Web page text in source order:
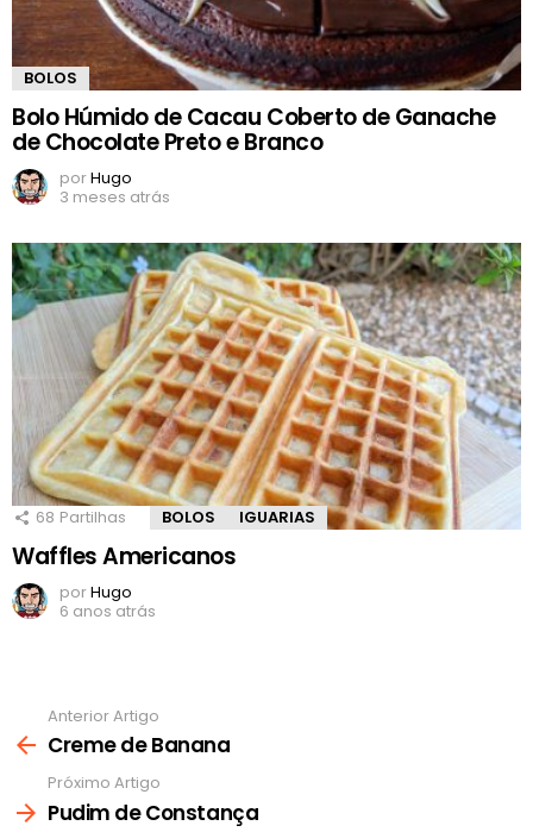
BOLOS
Bolo Húmido de Cacau Coberto de Ganache
de Chocolate Preto e Branco
porHugo
3 meses atrás
68 Partilhas BOLOS IGUARIAS
Waffles Americanos
porHugo
6 anos atrás
mais
Anterior Artigo
Creme de Banana
Próximo Artigo
Pudim de Constança